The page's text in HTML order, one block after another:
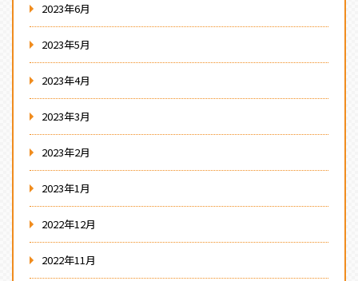
2023年6月
2023年5月
2023年4月
2023年3月
2023年2月
2023年1月
2022年12月
2022年11月